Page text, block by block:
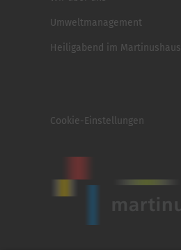
Umweltmanagement
Heiligabend im Martinushaus
Cookie-Einstellungen